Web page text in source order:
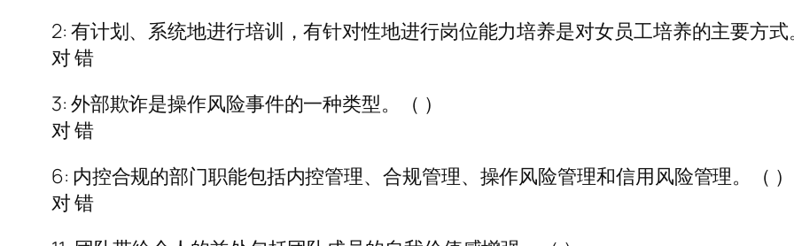
2: 有计划、系统地进行培训，有针对性地进行岗位能力培养是对女员工培养的主要方式
对 错
3: 外部欺诈是操作风险事件的一种类型。（ ）
对 错
6: 内控合规的部门职能包括内控管理、合规管理、操作风险管理和信用风险管理。（ ）
对 错